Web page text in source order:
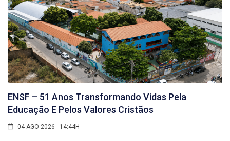
ENSF – 51 Anos Transformando Vidas Pela
Educação E Pelos Valores Cristãos
04 AGO 2026 - 14:44H